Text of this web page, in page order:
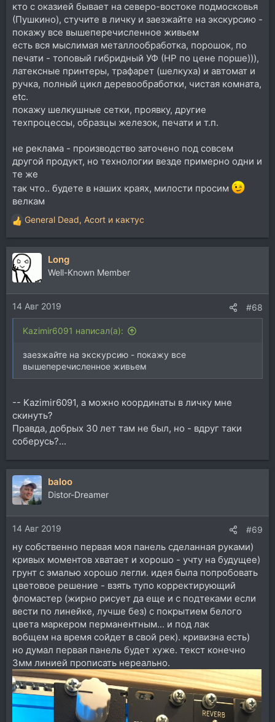
кто с оказией бывает на северо-востоке подмосковья
(Пушкино), стучите в личку и заезжайте на экскурсию -
покажу все вышеперечисленное живьем
есть вся мыслимая металлообработка, порошок, по
печати - топовый гибридный УФ (HP по цене порше))),
латексные принтеры, трафарет (шелкуха) и автомат и
ручка, полный цикл деревообработки, чистая комната,
etc.
покажу шелкушные сетки, проявку, другие
техпроцессы, образцы железок, печати и т.п.
не реклама - производство заточено под совсем
другой продукт, но технологии везде примерно одни и
те же
так что.. будете в наших краях, милости просим
велкам
Р
е
а
к
ц
и
и
:
General Dead, Acort и кактус
Long
Well-Known Member
14 Авг 2019 #68
Kazimir6091 написал(а):
заезжайте на экскурсию - покажу все
вышеперечисленное живьем
-- Kazimir6091, а можно координаты в личку мне
скинуть?
Правда, добрых 30 лет там не был, но - вдруг таки
соберусь?...
baloo
Distor-Dreamer
14 Авг 2019 #69
ну собственно первая моя панель сделанная руками)
кривых моментов хватает и хорошо - учту на будущее)
грунт с эмалью хорошо легли. идея была попробовать
цветовое решение - взять тупо корректирующий
фломастер (жирно рисует да еще и с подтеками если
вести по линейке, лучше без) с покрытием белого
цвета маркером перманентным... и под лак
вобщем на время сойдет в свой рек). кривизна есть)
но думал первая панель будет хуже. текст конечно
3мм линией прописать нереально.